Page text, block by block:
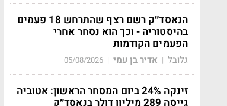
הנאסד״ק רשם רצף שהתרחש 18 פעמים
בהיסטוריה - וכך הוא נסחר אחרי
הפעמים הקודמות
גלובל | אדיר בן עמי |
05/08/2026
זינקה 24% ביום המסחר הראשון: אטוביה
גייסה 289 מיליון דולר בנאסד״ק